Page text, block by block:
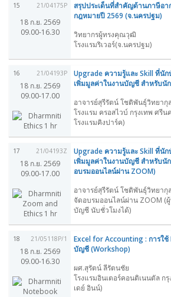
15 21/04175P
18 ก.ย. 2569
09.00-16.30
สรุปประเด็นที่สำคัญด้านภาษีอา
กฎหมายปี 2569 (จ.นครปฐม)
วิทยากรผู้ทรงคุณวุฒิ
โรงแรมริเวอร์(จ.นครปฐม)
16 21/04193P
18 ก.ย. 2569
09.00-17.00
Upgrade ความรู้และ Skill ที่นั
เพิ่มมูลค่าในงานบัญชี สำหรับ
อาจารย์สุรีรัตน์ โชติพันธุ์วิทยากุ
โรงแรม ครอสไวบ์ กรุงเทพ ศรีน
โรงแรมคิงปาร์ค)
17 21/04193Z
18 ก.ย. 2569
09.00-17.00
Upgrade ความรู้และ Skill ที่นั
เพิ่มมูลค่าในงานบัญชี สำหรับนั
อบรมออนไลน์ผ่าน ZOOM)
อาจารย์สุรีรัตน์ โชติพันธุ์วิทยากุ
จัดอบรมออนไลน์ผ่าน ZOOM (
บัญชี นับชั่วโมงได้)
18 21/05118P/1
18 ก.ย. 2569
09.00-16.30
Excel for Accounting : การใช้
บัญชี (Workshop)
ผศ.สุรัตน์ ลีรัตนชัย
โรงแรมอินเตอร์คอนติเนนตัล ก
เดย์ อินน์)